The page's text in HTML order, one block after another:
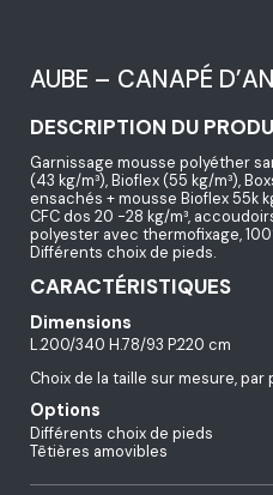
AUBE – CANAPÉ
DESCRIPTION DU
Garnissage mousse polyéther
(43 kg/m³), Bioflex (55 kg/m³),
ensachés + mousse Bioflex 55k
CFC dos 20 -28 kg/m³,
polyester avec thermofixage,
Différents choix de pieds.
CARACTÉRISTIQUES
Dimensions
L.200/340 H.78/93 P.220 cm
Choix de la taille sur mesure, par
Options
Différents choix de pieds
Têtières amovibles